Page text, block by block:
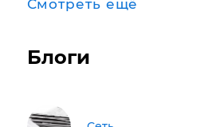
Смотреть ещё
Блоги